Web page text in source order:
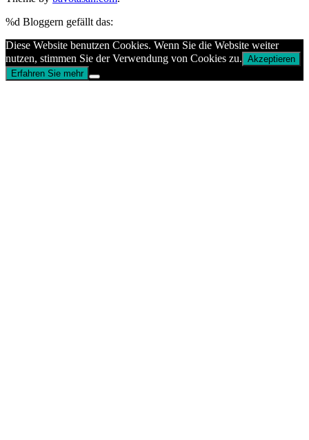
%d Bloggern gefällt das:
Diese Website benutzen Cookies. Wenn Sie die Website weiter
nutzen, stimmen Sie der Verwendung von Cookies zu. Akzeptieren
Erfahren Sie mehr